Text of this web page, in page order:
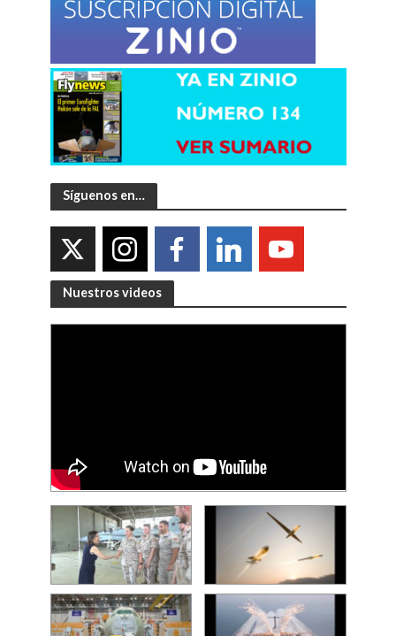
Síguenos en…
Nuestros videos